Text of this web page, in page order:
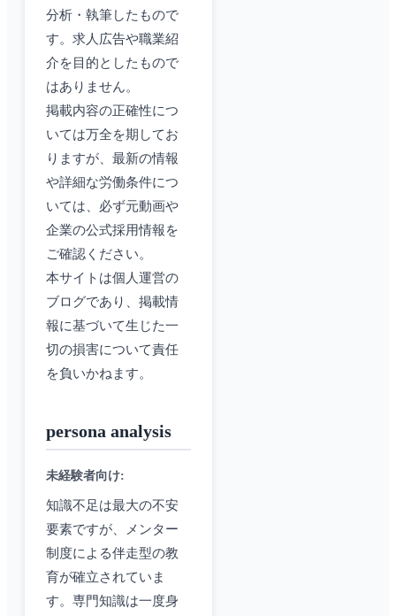
分析・執筆したもので
す。求人広告や職業紹
介を目的としたもので
はありません。
掲載内容の正確性につ
いては万全を期してお
りますが、最新の情報
や詳細な労働条件につ
いては、必ず元動画や
企業の公式採用情報を
ご確認ください。
本サイトは個人運営の
ブログであり、掲載情
報に基づいて生じた一
切の損害について責任
を負いかねます。
persona analysis
未経験者向け:
知識不足は最大の不安
要素ですが、メンター
制度による伴走型の教
育が確立されていま
す。専門知識は一度身